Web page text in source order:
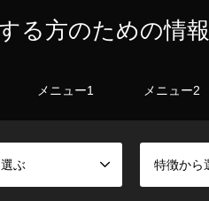
る方のための情
メニュー1 メニュー2
ぶ 特徴から